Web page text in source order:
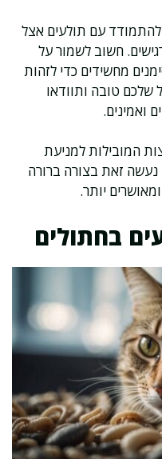
להתמודד עם תולעים אצל
חשוב לשמור על
מחשידים כדי לזהות
שלכם טובה ותוודאו
ואמינים.
המובילות למניעת
נעשה זאת בצורה ברורה
יותר.
בחתולים